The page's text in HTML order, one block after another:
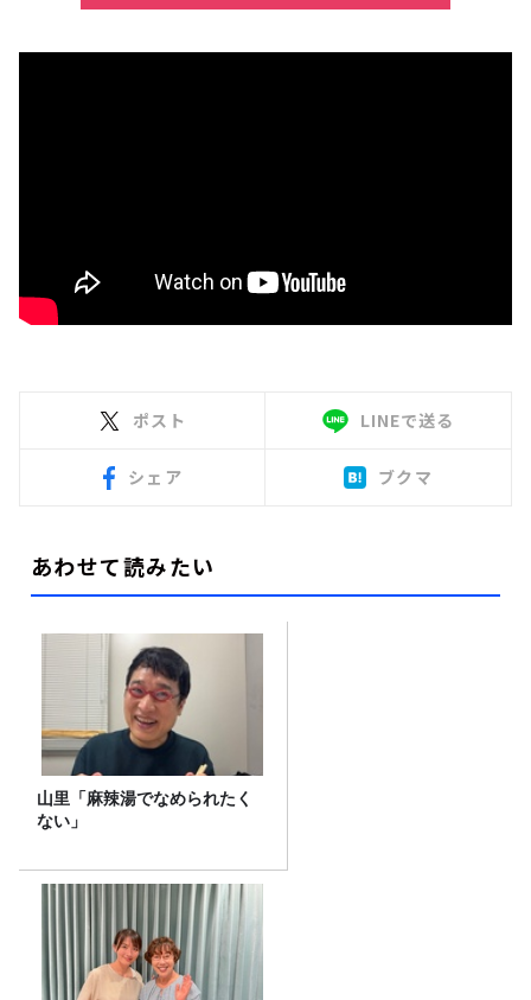
ポスト LINEで送る
シェア ブクマ
あわせて読みたい
山里「麻辣湯でなめられたく
ない」